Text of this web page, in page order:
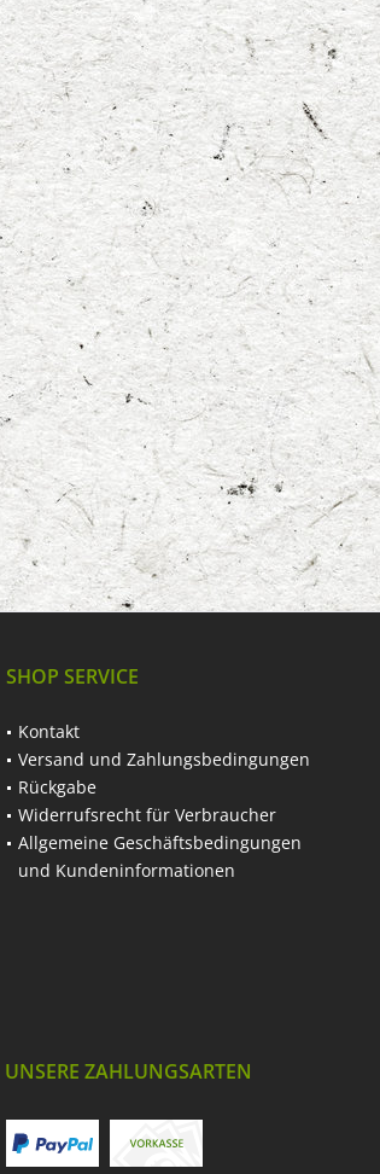
SHOP SERVICE
Kontakt
Versand und Zahlungsbedingungen
Rückgabe
Widerrufsrecht für Verbraucher
Allgemeine Geschäftsbedingungen
und Kundeninformationen
UNSERE ZAHLUNGSARTEN